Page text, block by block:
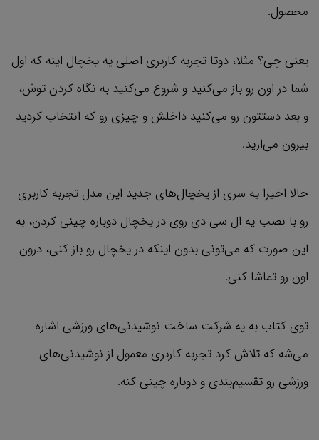
محصول.
یعنی چی؟ مثلا، دوتا تجربه کاربری اصلی یه یخچال اینه که اول
شما در اون رو باز می‌کنید و شروع می‌کنید به نگاه کردن توش،
و بعد دستتون رو می‌کنید داخلش و چیزی رو که انتخاب کردید
بیرون می‌ارید.
حالا اخیرا یه سری از یخچال‌های جدید این مدل تجربه کاربری
رو با نصب یه ال سی دی روی در یخچال دوباره چینی کردن، به
این صورت که می‌تونی بدون اینکه در یخچال رو باز کنی، درون
اون رو تماشا کنی.
توی کتاب به یه شرکت ساخت نوشیدنی‌های ورزشی اشاره
می‌شه که تلاش کرد تجربه کاربری معمول از نوشیدنی‌های
ورزشی رو تقسیم‌بندی و دوباره چینی کنه.